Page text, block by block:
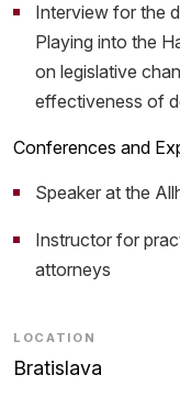
Interview for the
Playing into the
on legislative
effectiveness of
Conferences and
Speaker at the
Instructor for
attorneys
LOCATION
Bratislava